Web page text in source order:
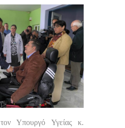
Υπουργό Υγείας κ.